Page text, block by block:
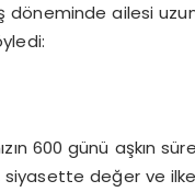
döneminde ailesi
600 günü aşkın
değer ve